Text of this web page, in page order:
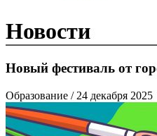
Новости
Новый фестиваль от
Образование / 24 декабря 2025